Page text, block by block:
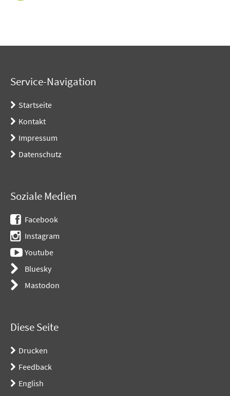
Service-Navigation
Startseite
Kontakt
Impressum
Datenschutz
Soziale Medien
Facebook
Instagram
Youtube
Bluesky
Mastodon
Diese Seite
Drucken
Feedback
English